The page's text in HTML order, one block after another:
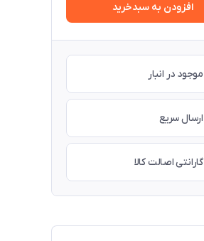
افزودن به سبدخرید
موجود در انبار
ارسال سریع
گارانتی اصالت کالا